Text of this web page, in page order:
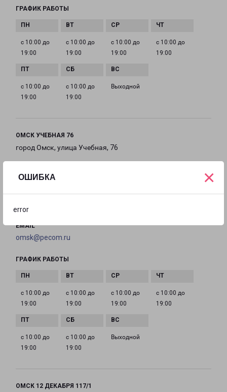
ОШИБКА
error
×
ГРАФИК РАБОТЫ
с 10:00 до
19:00
с 10:00 до
19:00
с 10:00 до
19:00
с 10:00 до
19:00
с 10:00 до
19:00
с 10:00 до
19:00
Выходной
ОМСК УЧЕБНАЯ 76
город Омск, улица Учебная, 76
ТЕЛЕФОН
EMAIL
omsk@pecom.ru
ГРАФИК РАБОТЫ
с 10:00 до
19:00
с 10:00 до
19:00
с 10:00 до
19:00
с 10:00 до
19:00
с 10:00 до
19:00
с 10:00 до
19:00
Выходной
ОМСК 12 ДЕКАБРЯ 117/1